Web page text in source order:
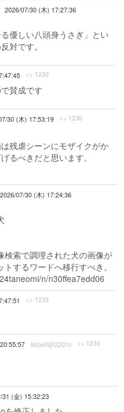
2026/07/30 (木) 17:27:36
優しい八頭身うさぎ」とい
対です。
>> 1230
賛成です
30 (木) 17:53:19 >> 1230
残虐シーンにモザイクがか
るべきだと思います。
2026/07/30 (木) 17:24:36
検索で調理された犬の画像が
するワードへ移行すべき。
n/n30ffea7edd06
>> 1235
8dce0@2201c >> 1235
31 (金) 15:32:23